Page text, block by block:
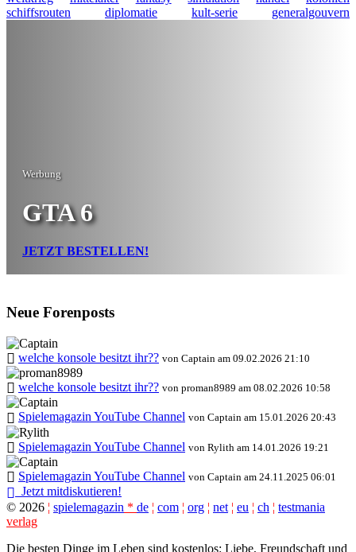
schiffsrouten
diplomatie kult-serie generalgouvern
Werbung
GTA 6
JETZT BESTELLEN!
Neue Forenposts
welche konsole besitzt ihr?? von Captain am 09.02.2026 21:10
welche konsole besitzt ihr?? von proman8989 am 08.02.2026 10:58
Spielemagazin YouTube Channel von Captain am 15.01.2026 20:43
Spielemagazin YouTube Channel von Rylith am 14.01.2026 19:21
Spielemagazin YouTube Channel von Captain am 24.11.2025 06:01
Jetzt mitdiskutieren!
© 2026 ¦ spielemagazin * de ¦ com ¦ org ¦ net ¦ eu ¦ ch ¦ testmania
verlag
Die besten Dinge im Leben sind kostenlos: Liebe, Freundschaft und